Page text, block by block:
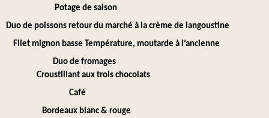
Potage de saison
Duo de poissons retour du marché à la crème de langoustine
Filet mignon basse Température, moutarde à l’ancienne
Duo de fromages
Croustillant aux trois chocolats
Café
Bordeaux blanc & rouge